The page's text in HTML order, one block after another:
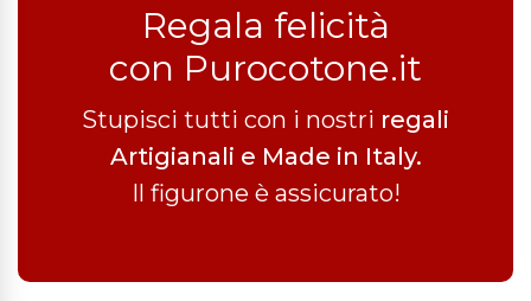
Regala felicità
con Purocotone.it
Stupisci tutti con i nostri regali
Artigianali e Made in Italy.
Il figurone è assicurato!